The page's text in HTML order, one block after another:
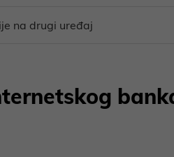
na drugi uređaj